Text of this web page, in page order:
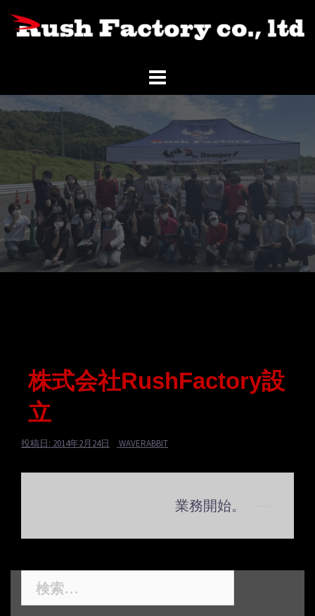
コ
ツ
ス
ッ
プ
株式会社RushFactory設
立
投稿日: 2014年2月24日 WAVERABBIT
ビ
ゲ
業務開始。
索: